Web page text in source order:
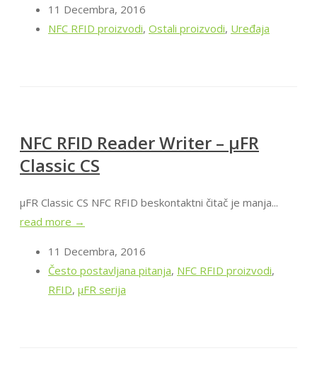
11 Decembra, 2016
NFC RFID proizvodi, Ostali proizvodi, Uređaja
NFC RFID Reader Writer – μFR
Classic CS
μFR Classic CS NFC RFID beskontaktni čitač je manja...
read more →
11 Decembra, 2016
Često postavljana pitanja, NFC RFID proizvodi,
RFID, μFR serija